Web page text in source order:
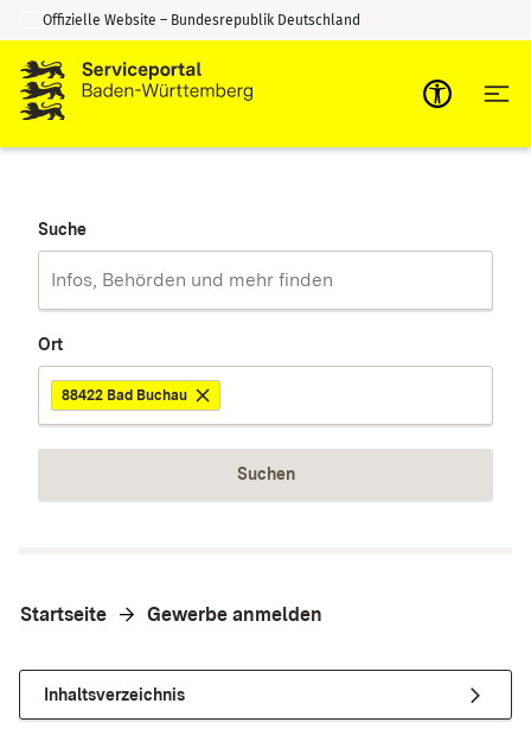
Zum Inhalt springen
Zur Suche springen
Offizielle Website – Bundesrepublik Deutschland
Suche
Ort
88422 Bad Buchau
Suchen
Startseite Gewerbe anmelden
Inhaltsverzeichnis